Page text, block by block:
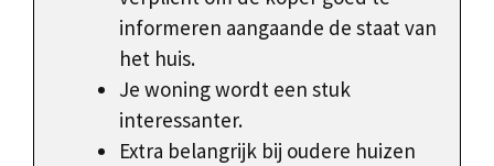
informeren aangaande de staat van
het huis.
Je woning wordt een stuk
interessanter.
Extra belangrijk bij oudere huizen